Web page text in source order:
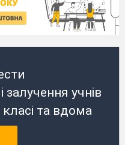
учнів
та вдома